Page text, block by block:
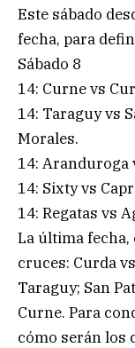
Este sábado
fecha, para
Sábado 8
14: Curne vs
14: Taraguy vs
Morales.
14: Aranduroga
14: Sixty vs
14: Regatas vs
La última fecha,
cruces: Curda
Taraguy; San
Curne. Para
cómo serán los